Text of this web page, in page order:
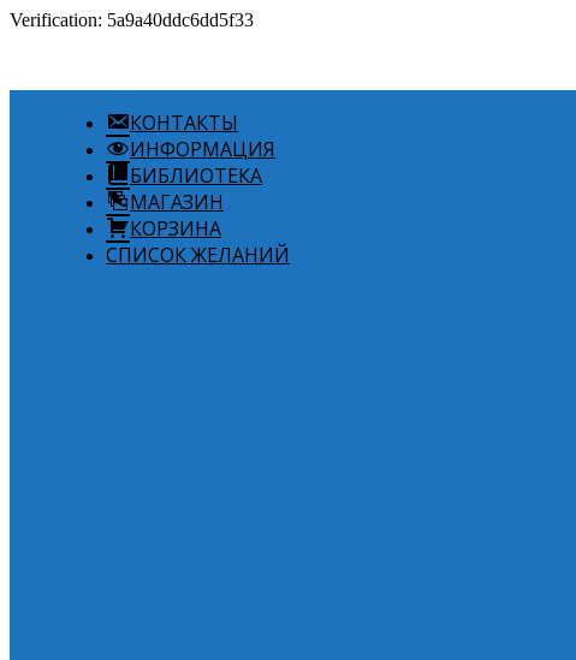
Verification: 5a9a40ddc6dd5f33
КОНТАКТЫ
ИНФОРМАЦИЯ
БИБЛИОТЕКА
МАГАЗИН
КОРЗИНА
СПИСОК ЖЕЛАНИЙ